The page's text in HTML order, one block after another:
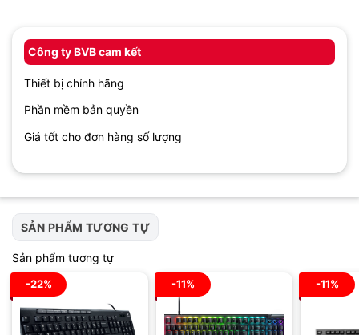
Công ty BVB cam kết
Thiết bị chính hãng
Phần mềm bản quyền
Giá tốt cho đơn hàng số lượng
SẢN PHẨM TƯƠNG TỰ
Sản phẩm tương tự
-22% -11% -11%